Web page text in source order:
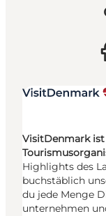
VisitDenmark
Highlights des
buchstäblich
du jede Menge
unternehmen